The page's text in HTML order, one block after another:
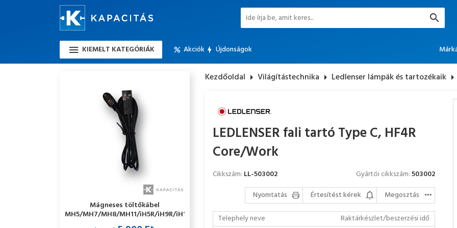
KIEMELT KATEGÓRIÁK Akciók Újdonságok
Mágneses töltőkábel
MH5/MH7/MH8/MH11/iH5R/iH9R/iH11R/ML4
Kezdőoldal arrow_right Világítástechnika arrow_right Ledlenser lámpák és tartozékaik arrow_right
LEDLENSER fali tartó Type C, HF4R
Core/Work
Cikkszám: LL-503002 Gyártói cikkszám:503002
Nyomtatás
Értesítést kérek
Megosztás
Telephely neve
Raktárkészlet/beszerzési idő